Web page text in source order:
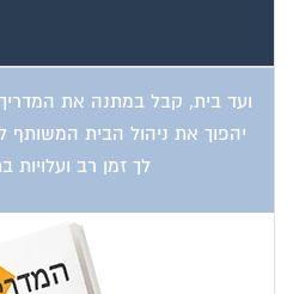
ועד בית, קבל במתנה את
יהפוך את ניהול הבית המשותף
לך זמן רב ועלויות